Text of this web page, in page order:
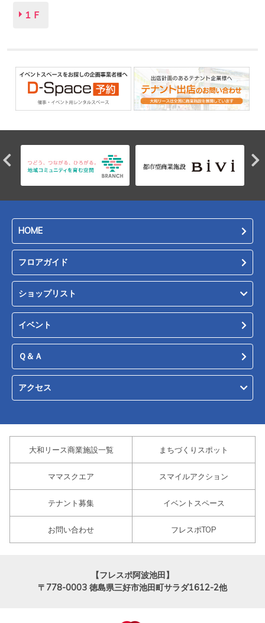
1Ｆ
HOME
フロアガイド
ショップリスト
イベント
Ｑ＆Ａ
アクセス
大和リース商業施設一覧 まちづくりスポット
ママスクエア スマイルアクション
テナント募集 イベントスペース
お問い合わせ フレスポTOP
【フレスポ阿波池田】
〒778-0003 徳島県三好市池田町サラダ1612-2他